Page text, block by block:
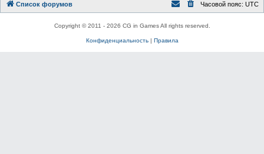
Список форумов Часовой пояс: UTC
Copyright © 2011 - 2026 CG in Games All rights reserved.
Конфиденциальность| Правила